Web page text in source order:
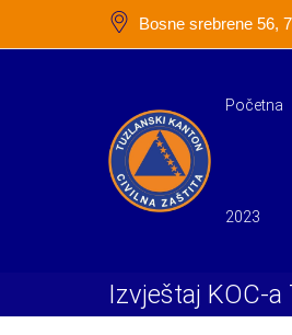
Bosne srebrene 56,
Početna
2023
Izvještaj KOC-